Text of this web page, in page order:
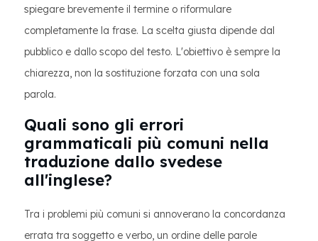
spiegare brevemente il termine o riformulare
completamente la frase. La scelta giusta dipende dal
pubblico e dallo scopo del testo. L'obiettivo è sempre la
chiarezza, non la sostituzione forzata con una sola
parola.
Quali sono gli errori
grammaticali più comuni nella
traduzione dallo svedese
all'inglese?
Tra i problemi più comuni si annoverano la concordanza
errata tra soggetto e verbo, un ordine delle parole